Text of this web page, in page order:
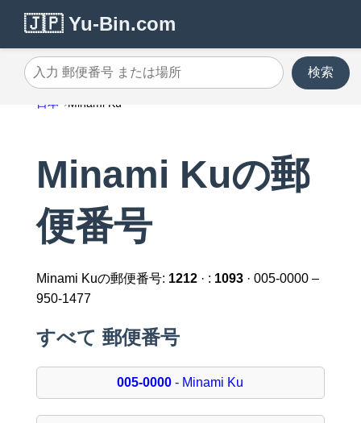
🇯🇵 Yu-Bin.com
入力 郵便番号 または場所
検索
日本 Minami Ku
Minami Kuの郵
便番号
Minami Kuの郵便番号: 1212· : 1093· 005-0000 –
950-1477
すべて 郵便番号
005-0000 - Minami Ku